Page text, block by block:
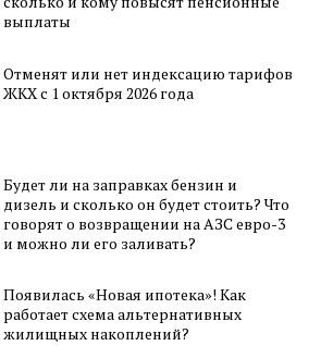
выплаты
Отменят или нет индексацию тарифов
ЖКХ с 1 октября 2026 года
Будет ли на заправках бензин и
дизель и сколько он будет стоить? Что
говорят о возвращении на АЗС евро-3
и можно ли его заливать?
Появилась «Новая ипотека»! Как
работает схема альтернативных
жилищных накоплений?